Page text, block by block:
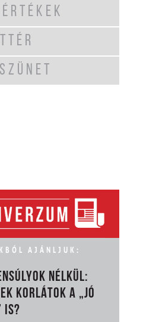
AJÁNLJUK:
NÉLKÜL:
KORLÁTOK A „JÓ
IS?